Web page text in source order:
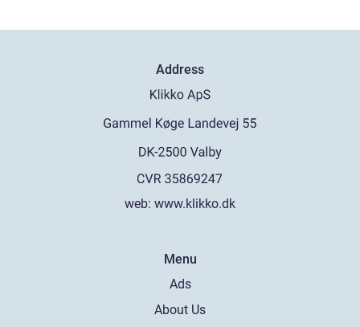
Address
web: www.klikko.dk
Menu
Ads
About Us